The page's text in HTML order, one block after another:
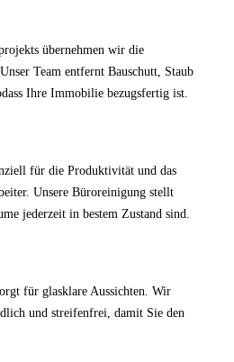
übernehmen wir die
Team entfernt Bauschutt, Staub
Ihre Immobilie bezugsfertig ist.
für die Produktivität und das
Unsere Büroreinigung stellt
jederzeit in bestem Zustand sind.
für glasklare Aussichten. Wir
und streifenfrei, damit Sie den